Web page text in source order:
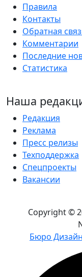
Правила
Контакты
Обратная
Комментарии
Последние
Статистика
Наша
Редакция
Реклама
Пресс релизы
Техподдержка
Спецпроекты
Вакансии
Copyright ©
Бюро